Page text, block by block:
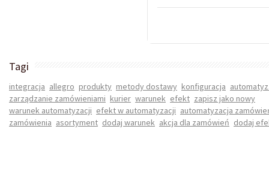
Tagi
integracja allegro produkty metody dostawy konfiguracja
zarządzanie zamówieniami kurier warunek efekt zapisz jako nowy
warunek automatyzacji efekt w automatyzacji automatyzacja
zamówienia asortyment dodaj warunek akcja dla zamówień dodaj